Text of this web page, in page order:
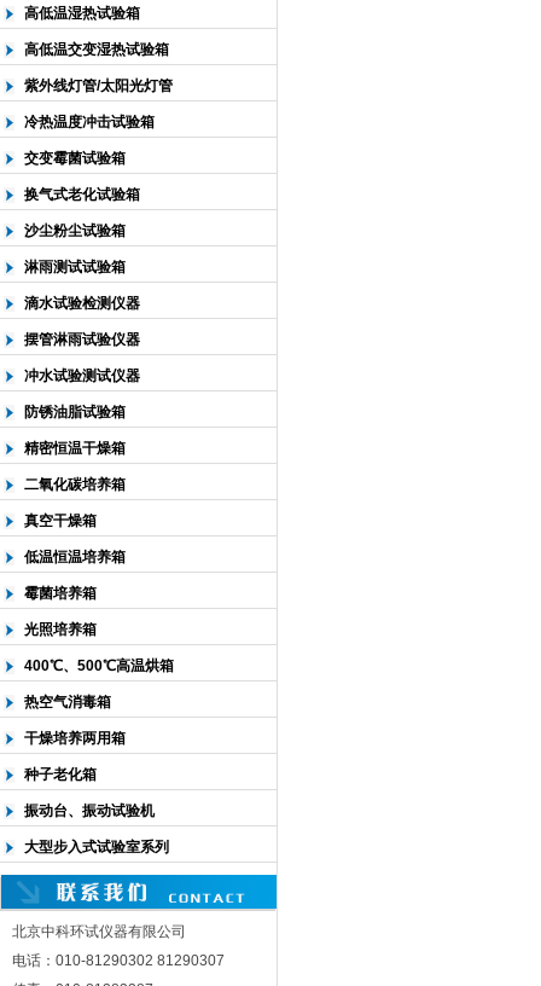
高低温湿热试验箱
高低温交变湿热试验箱
紫外线灯管/太阳光灯管
冷热温度冲击试验箱
交变霉菌试验箱
换气式老化试验箱
沙尘粉尘试验箱
淋雨测试试验箱
滴水试验检测仪器
摆管淋雨试验仪器
冲水试验测试仪器
防锈油脂试验箱
精密恒温干燥箱
二氧化碳培养箱
真空干燥箱
低温恒温培养箱
霉菌培养箱
光照培养箱
400℃、500℃高温烘箱
热空气消毒箱
干燥培养两用箱
种子老化箱
振动台、振动试验机
大型步入式试验室系列
北京中科环试仪器有限公司
电话：010-81290302 81290307